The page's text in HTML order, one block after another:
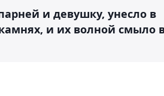
и девушку, унесло в
и их волной смыло